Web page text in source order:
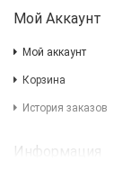
Мой Аккаунт
Мой аккаунт
Корзина
История заказов
Информация